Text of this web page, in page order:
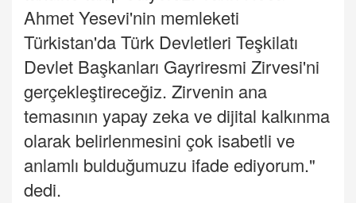
Ahmet Yesevi'nin memleketi
Türkistan'da Türk Devletleri Teşkilatı
Devlet Başkanları Gayriresmi Zirvesi'ni
gerçekleştireceğiz. Zirvenin ana
temasının yapay zeka ve dijital kalkınma
olarak belirlenmesini çok isabetli ve
anlamlı bulduğumuzu ifade ediyorum."
dedi.